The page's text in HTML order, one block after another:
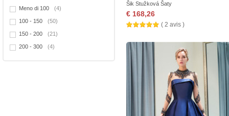
Meno di 100
(4)
100 - 150 (50)
150 - 200 (21)
200 - 300 (4)
Šik Stužková Šaty
€ 168,26
( 2 avis )